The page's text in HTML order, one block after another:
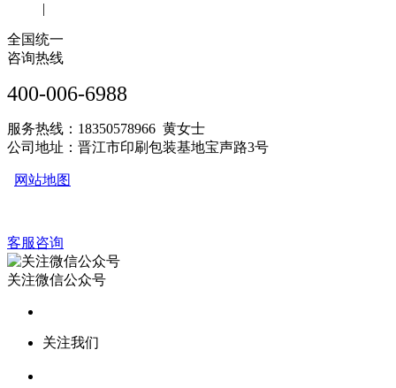
|
全国统一
咨询热线
400-006-6988
服务热线：18350578966 黄女士
公司地址：晋江市印刷包装基地宝声路3号
网站地图
客服咨询
关注微信公众号
关注我们